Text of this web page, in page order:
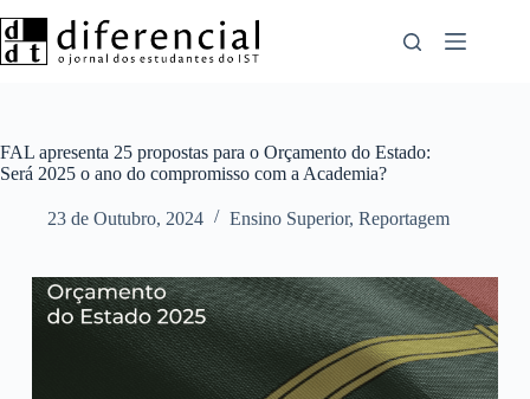
para
o
FAL apresenta 25 propostas para o Orçamento do Estado:
Será 2025 o ano do compromisso com a Academia?
23 de Outubro, 2024 Ensino Superior, Reportagem